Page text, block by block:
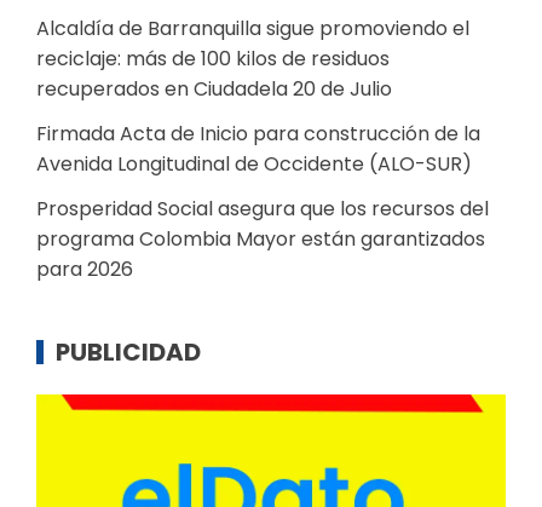
Alcaldía de Barranquilla sigue promoviendo el
reciclaje: más de 100 kilos de residuos
recuperados en Ciudadela 20 de Julio
Firmada Acta de Inicio para construcción de la
Avenida Longitudinal de Occidente (ALO-SUR)
Prosperidad Social asegura que los recursos del
programa Colombia Mayor están garantizados
para 2026
PUBLICIDAD